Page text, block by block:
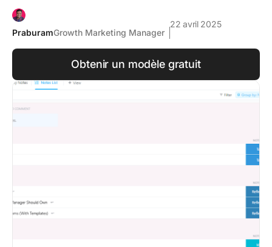
PraburamGrowth Marketing Manager
22 avril 2025
Obtenir un modèle gratuit